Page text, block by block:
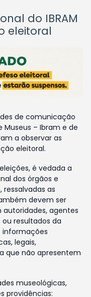
do IBRAM
eleitoral
de comunicação
Museus – Ibram e de
a observar as
eleitoral.
é vedada a
dos órgãos e
as
devem ser
agentes
ou resultados da
informações
legais,
que não apresentem
museológicas,
providências: